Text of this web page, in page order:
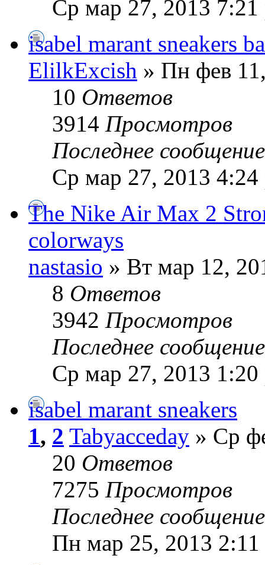
Ср мар 27, 2013 7:21
isabel marant sneakers
ElilkExcish » Пн фев
10 Ответов
3914 Просмотров
Последнее
Ср мар 27, 2013 4:24
The Nike Air Max 2
colorways
nastasio » Вт мар 12,
8 Ответов
3942 Просмотров
Последнее
Ср мар 27, 2013 1:20
isabel marant sneakers
1, 2 Tabyacceday » Ср
20 Ответов
7275 Просмотров
Последнее
Пн мар 25, 2013 2:11